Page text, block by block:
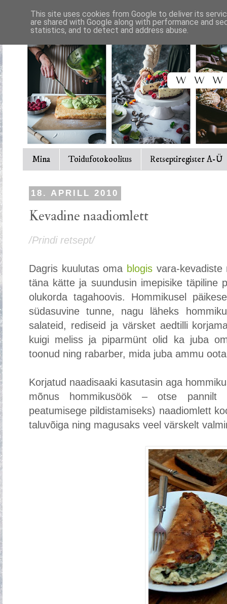
Mina Toidufotokoolitus Retseptiregister A-Ü
18. APRILL 2010
Kevadine naadiomlett
/Prindi retsept/
Dagris kuulutas oma blogis vara-kevadiste
täna kätte ja suundusin imepisike täpiline
olukorda tagahoovis. Hommikusel
südasuvine tunne, nagu läheks
salateid, rediseid ja värsket aedtilli
kuigi meliss ja piparmünt olid ka juba
toonud ning rabarber, mida juba ammu
Korjatud naadisaaki kasutasin aga
mõnus hommikusöök – otse pannilt
peatumisege pildistamiseks) naadiomlett
taluvõiga ning magusaks veel värskelt
This site uses cookies from Google to deliver its
are shared with Google along with performance and
statistics, and to detect and address abuse.